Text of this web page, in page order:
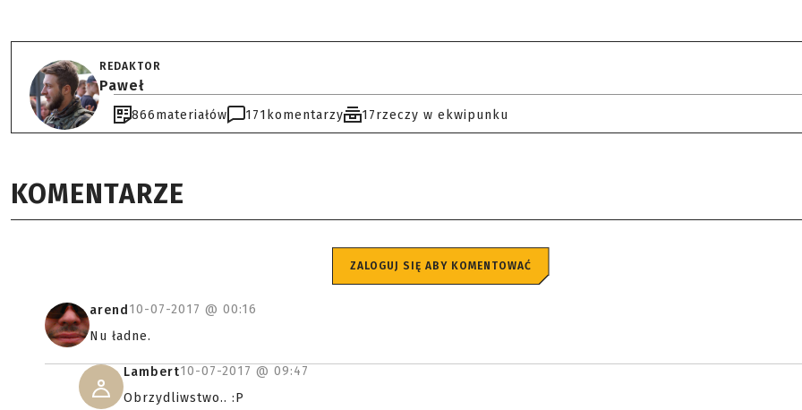
REDAKTOR
Paweł
866materiałów 171 komentarzy 17rzeczy w ekwipunku
KOMENTARZE
ZALOGUJ SIĘ ABY KOMENTOWAĆ
arend 10-07-2017 @ 00:16
Nu ładne.
Lambert10-07-2017 @ 09:47
Obrzydliwstwo.. :P